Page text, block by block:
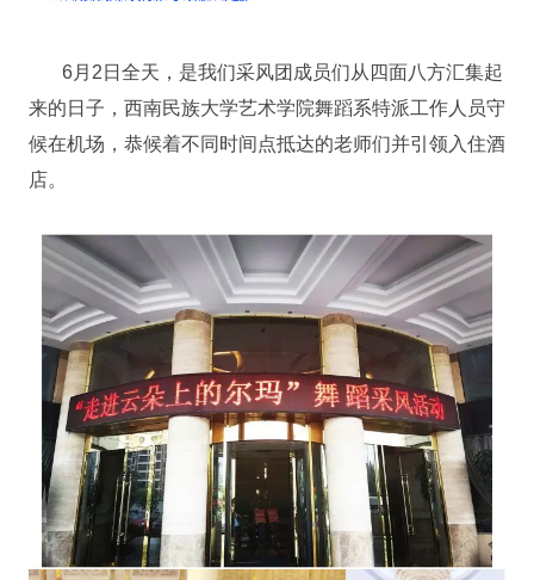
6月2日全天，是我们采风团成员们从四面八方汇集起
来的日子，西南民族大学艺术学院舞蹈系特派工作人员守
候在机场，恭候着不同时间点抵达的老师们并引领入住酒
店。